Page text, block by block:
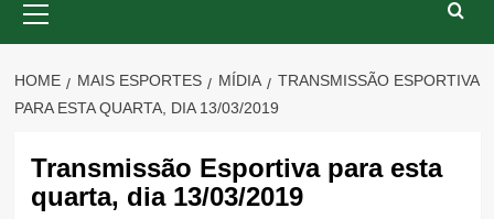
Menu
HOME MAIS ESPORTES MÍDIA
TRANSMISSÃO ESPORTIVA
PARA ESTA QUARTA, DIA 13/03/2019
Transmissão Esportiva para esta
quarta, dia 13/03/2019